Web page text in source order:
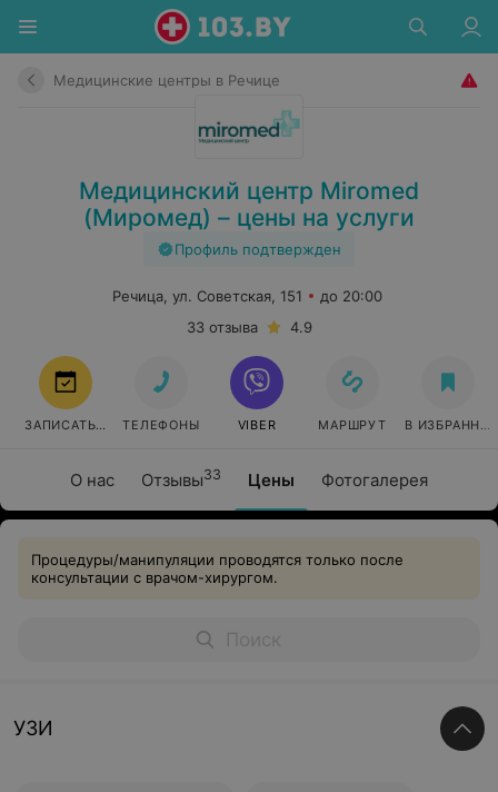
Медицинские центры в Речице
Медицинский центр Miromed
(Миромед) – цены на услуги
Профиль подтвержден
О нас Отзывы33 Цены Фотогалерея
Речица, ул. Советская, 151
до 20:00
33 отзыва
4.9
ЗАПИСАТЬСЯ ТЕЛЕФОНЫ VIBER МАРШРУТ В ИЗБРАННОЕ
Процедуры/манипуляции проводятся только после
консультации с врачом-хирургом.
УЗИ